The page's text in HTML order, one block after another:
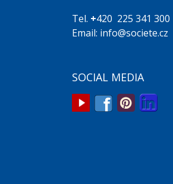
Tel. +420 225 341 300
Email: info@societe.cz
SOCIAL MEDIA